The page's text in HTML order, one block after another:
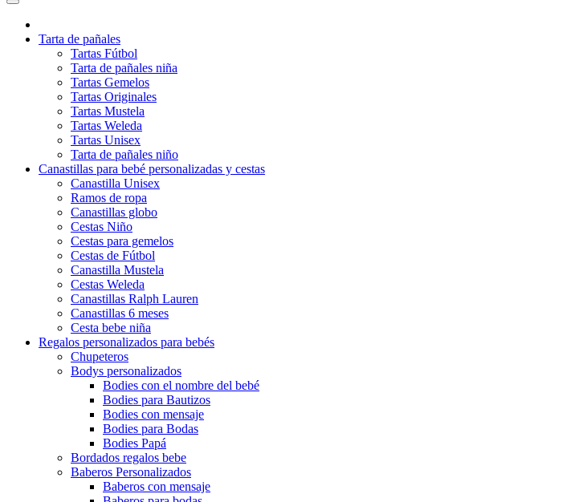
Tarta de pañales
Tartas Fútbol
Tarta de pañales niña
Tartas Gemelos
Tartas Originales
Tartas Mustela
Tartas Weleda
Tartas Unisex
Tarta de pañales niño
Canastillas para bebé personalizadas y cestas
Canastilla Unisex
Ramos de ropa
Canastillas globo
Cestas Niño
Cestas para gemelos
Cestas de Fútbol
Canastilla Mustela
Cestas Weleda
Canastillas Ralph Lauren
Canastillas 6 meses
Cesta bebe niña
Regalos personalizados para bebés
Chupeteros
Bodys personalizados
Bodies con el nombre del bebé
Bodies para Bautizos
Bodies con mensaje
Bodies para Bodas
Bodies Papá
Bordados regalos bebe
Baberos Personalizados
Baberos con mensaje